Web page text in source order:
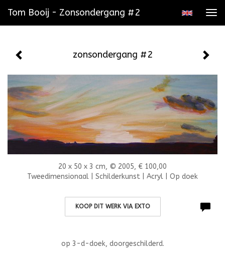
Tom Booij - Zonsondergang #2
zonsondergang #2
20 x 50 x 3 cm, © 2005, € 100,00
Tweedimensionaal | Schilderkunst | Acryl | Op doek
KOOP DIT WERK VIA EXTO
op 3-d-doek, doorgeschilderd.